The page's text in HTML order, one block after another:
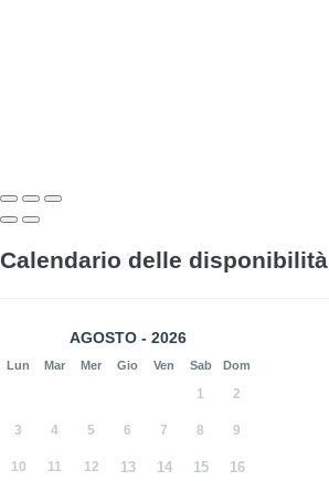
Calendario delle disponibilità
AGOSTO - 2026
Lun Mar Mer Gio Ven Sab Dom
1 2
3 4 5 6 7 8 9
10 11 12 13 14 15 16